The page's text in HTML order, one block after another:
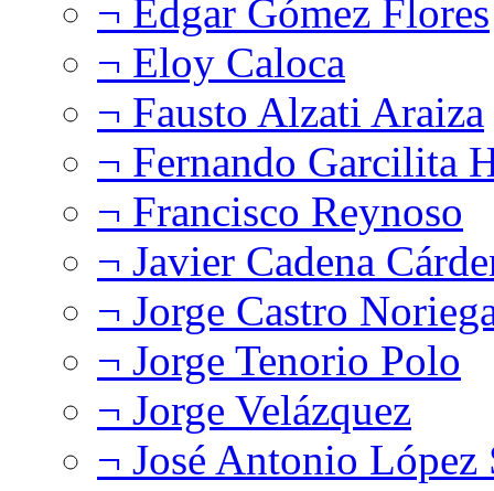
¬ Edgar Gómez Flores
¬ Eloy Caloca
¬ Fausto Alzati Araiza
¬ Fernando Garcilita
¬ Francisco Reynoso
¬ Javier Cadena
¬ Jorge Castro
¬ Jorge Tenorio Polo
¬ Jorge Velázquez
¬ José Antonio López